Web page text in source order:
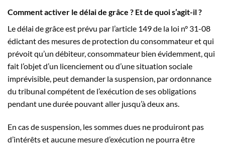
Comment activer le délai de grâce ? Et de quoi s’agit-il ?
Le délai de grâce est prévu par l’article 149 de la loi n° 31-08
édictant des mesures de protection du consommateur et qui
prévoit qu’un débiteur, consommateur bien évidemment, qui
fait l’objet d’un licenciement ou d’une situation sociale
imprévisible, peut demander la suspension, par ordonnance
du tribunal compétent de l’exécution de ses obligations
pendant une durée pouvant aller jusqu’à deux ans.
En cas de suspension, les sommes dues ne produiront pas
d’intérêts et aucune mesure d’exécution ne pourra être